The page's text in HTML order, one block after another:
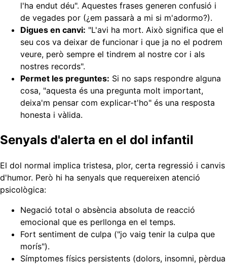
l'ha endut déu". Aquestes frases generen confusió i
de vegades por (¿em passarà a mi si m'adormo?).
Digues en canvi: "L'avi ha mort. Això significa que el
seu cos va deixar de funcionar i que ja no el podrem
veure, però sempre el tindrem al nostre cor i als
nostres records".
Permet les preguntes: Si no saps respondre alguna
cosa, "aquesta és una pregunta molt important,
deixa'm pensar com explicar-t'ho" és una resposta
honesta i vàlida.
Senyals d'alerta en el dol infantil
El dol normal implica tristesa, plor, certa regressió i canvis
d'humor. Però hi ha senyals que requereixen atenció
psicològica:
Negació total o absència absoluta de reacció
emocional que es perllonga en el temps.
Fort sentiment de culpa ("jo vaig tenir la culpa que
morís").
Símptomes físics persistents (dolors, insomni, pèrdua